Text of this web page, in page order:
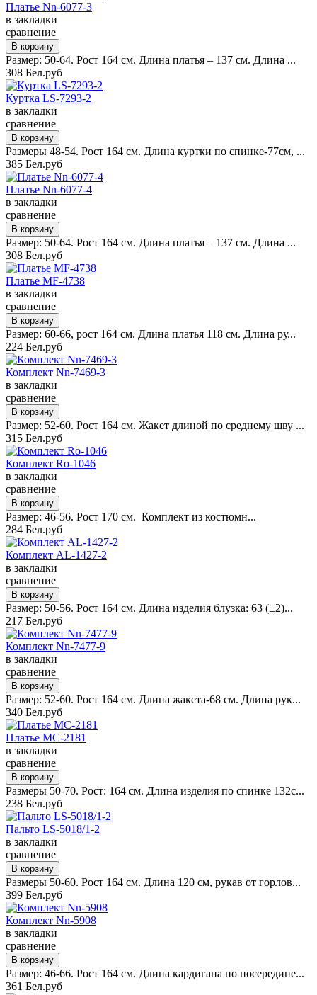
Платье Nn-6077-3
в закладки
сравнение
Размер: 50-64. Рост 164 см. Длина платья – 137 см. Длина ...
308 Бел.руб
Куртка LS-7293-2
в закладки
сравнение
Размеры 48-54. Рост 164 см. Длина куртки по спинке-77см, ...
385 Бел.руб
Платье Nn-6077-4
в закладки
сравнение
Размер: 50-64. Рост 164 см. Длина платья – 137 см. Длина ...
308 Бел.руб
Платье MF-4738
в закладки
сравнение
Размер: 60-66, рост 164 см. Длина платья 118 см. Длина ру...
224 Бел.руб
Комплект Nn-7469-3
в закладки
сравнение
Размер: 52-60. Рост 164 см. Жакет длиной по среднему шву ...
315 Бел.руб
Комплект Ro-1046
в закладки
сравнение
Размер: 46-56. Рост 170 см. Комплект из костюмн...
284 Бел.руб
Комплект AL-1427-2
в закладки
сравнение
Размер: 50-56. Рост 164 см. Длина изделия блузка: 63 (±2)...
217 Бел.руб
Комплект Nn-7477-9
в закладки
сравнение
Размер: 52-60. Рост 164 см. Длина жакета-68 см. Длина рук...
340 Бел.руб
Платье MC-2181
в закладки
сравнение
Размеры 50-70. Рост: 164 см. Длина изделия по спинке 132с...
238 Бел.руб
Пальто LS-5018/1-2
в закладки
сравнение
Размеры 50-60. Рост 164 см. Длина 120 см, рукав от горлов...
399 Бел.руб
Комплект Nn-5908
в закладки
сравнение
Размер: 46-66. Рост 164 см. Длина кардигана по посередине...
361 Бел.руб